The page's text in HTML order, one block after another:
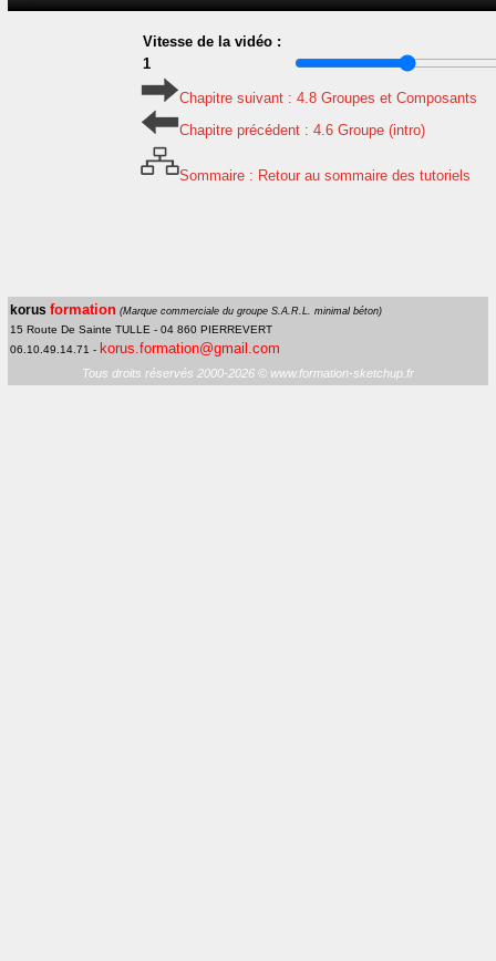
Vitesse de la vidéo :
1
Chapitre suivant : 4.8 Groupes et Composants
Chapitre précédent : 4.6 Groupe (intro)
Sommaire : Retour au sommaire des tutoriels
korus formation (Marque commerciale du groupe S.A.R.L. minimal béton)
15 Route De Sainte TULLE - 04 860 PIERREVERT
06.10.49.14.71 - korus.formation@gmail.com
Tous droits réservés 2000-2026 © www.formation-sketchup.fr